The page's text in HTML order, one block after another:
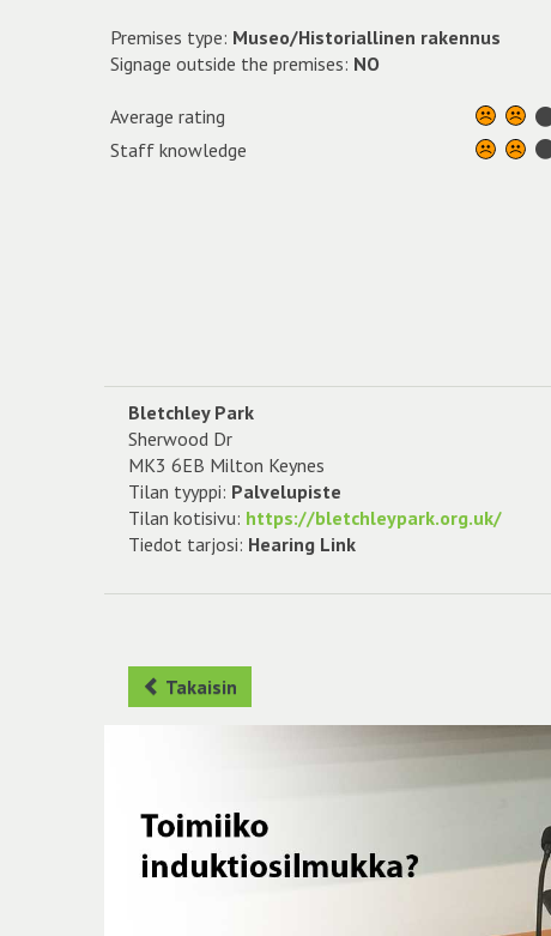
Premises type: Museo/Historiallinen rakennus
Signage outside the premises: NO
Average rating
Staff knowledge
Bletchley Park
Sherwood Dr
MK3 6EB Milton Keynes
Tilan tyyppi: Palvelupiste
Tilan kotisivu: https://bletchleypark.org.uk/
Tiedot tarjosi: Hearing Link
Takaisin